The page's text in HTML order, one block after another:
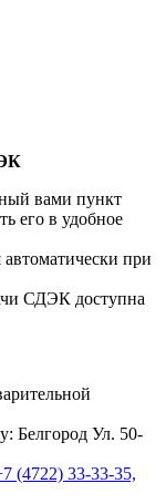
вами пункт
его в удобное
автоматически при
СДЭК доступна
Белгород Ул. 50-
(4722) 33-33-35,